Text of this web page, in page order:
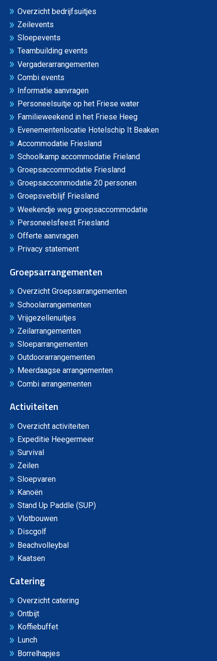
Overzicht bedrijfsuitjes
Zeilevents
Sloepevents
Teambuilding events
Vergaderarrangementen
Combi events
Informatie aanvragen
Personeelsuitje op het Friese water
Familieweekend in het Friese Heeg
Evenementenlocatie Hotelschip It Beaken
Accommodatie Friesland
Schoolkamp accommodatie Frieland
Groepsaccommodatie Friesland
Groepsaccommodatie 20 personen
Groepsverblijf Friesland
Weekendje weg groepsaccommodatie
Personeelsfeest Friesland
Offerte aanvragen
Privacy statement
Groepsarrangementen
Overzicht Groepsarrangementen
Schoolarrangementen
Vrijgezellenuitjes
Zeilarrangementen
Sloeparrangementen
Outdoorarrangementen
Meerdaagse arrangementen
Combi arrangementen
Activiteiten
Overzicht activiteiten
Expeditie Heegermeer
Survival
Zeilen
Sloepvaren
Kanoën
Stand Up Paddle (SUP)
Vlotbouwen
Discgolf
Beachvolleybal
Kaatsen
Catering
Overzicht catering
Ontbijt
Koffiebuffet
Lunch
Borrelhapjes